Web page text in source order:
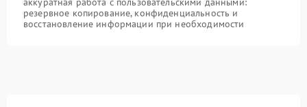
резервное копирование, конфиденциальность и
восстановление информации при необходимости